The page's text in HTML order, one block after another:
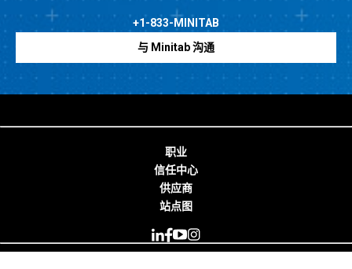
+1-833-MINITAB
与 Minitab 沟通
职业
信任中心
供应商
站点图